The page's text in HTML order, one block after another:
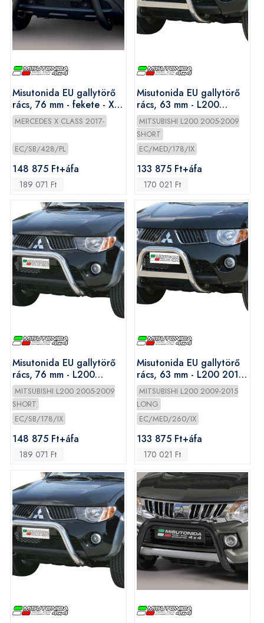
Misutonida EU gallytörő
rács, 76 mm - fekete - X-
Class 2017-
MERCEDES X CLASS 2017-
EC/SB/428/PL
148 875 Ft+áfa
189 071 Ft
Misutonida EU gallytörő
rács, 63 mm - L200
2006-2009
MITSUBISHI L200 2005-2009
SHORT
EC/MED/178/IX
133 875 Ft+áfa
170 021 Ft
Misutonida EU gallytörő
rács, 76 mm - L200
2006-2009
MITSUBISHI L200 2005-2009
SHORT
EC/SB/178/IX
148 875 Ft+áfa
189 071 Ft
Misutonida EU gallytörő
rács, 63 mm - L200 2010-
2014
MITSUBISHI L200 2009-2015
LONG
EC/MED/260/IX
133 875 Ft+áfa
170 021 Ft